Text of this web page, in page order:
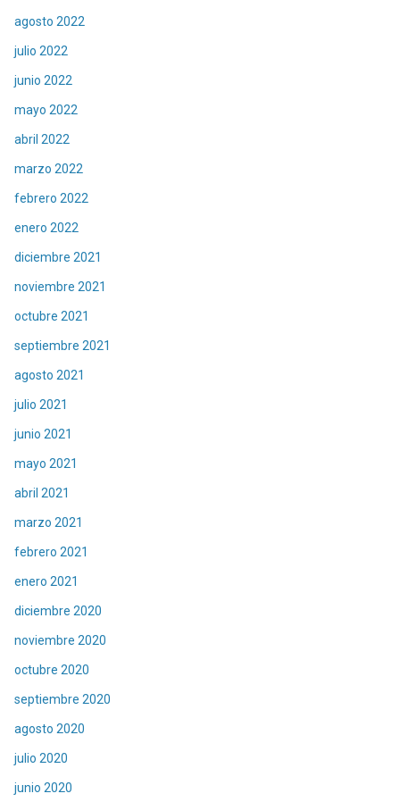
agosto 2022
julio 2022
junio 2022
mayo 2022
abril 2022
marzo 2022
febrero 2022
enero 2022
diciembre 2021
noviembre 2021
octubre 2021
septiembre 2021
agosto 2021
julio 2021
junio 2021
mayo 2021
abril 2021
marzo 2021
febrero 2021
enero 2021
diciembre 2020
noviembre 2020
octubre 2020
septiembre 2020
agosto 2020
julio 2020
junio 2020